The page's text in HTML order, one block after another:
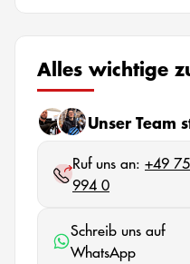
Alles wichtige
Unser Team
Ruf uns an: +49
994 0
Schreib uns auf
WhatsApp